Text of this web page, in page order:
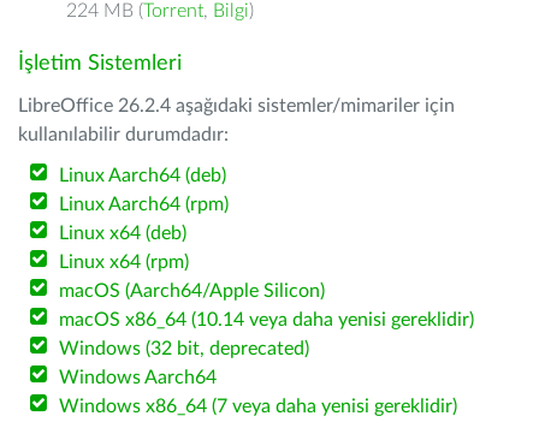
224 MB (Torrent, Bilgi)
İşletim Sistemleri
LibreOffice 26.2.4 aşağıdaki sistemler/mimariler için
kullanılabilir durumdadır:
Linux Aarch64 (deb)
Linux Aarch64 (rpm)
Linux x64 (deb)
Linux x64 (rpm)
macOS (Aarch64/Apple Silicon)
macOS x86_64 (10.14 veya daha yenisi gereklidir)
Windows (32 bit, deprecated)
Windows Aarch64
Windows x86_64 (7 veya daha yenisi gereklidir)